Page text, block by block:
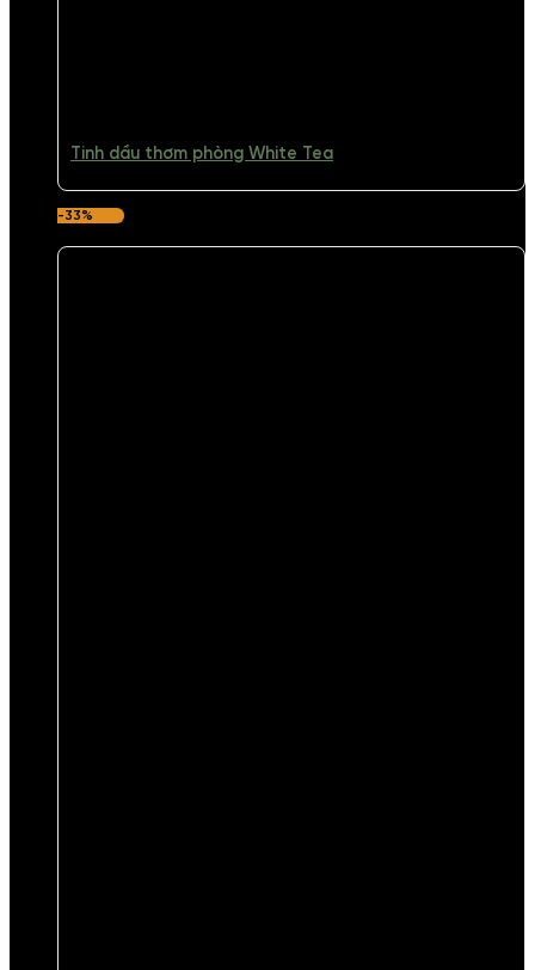
Tinh dầu thơm phòng White Tea
-33%